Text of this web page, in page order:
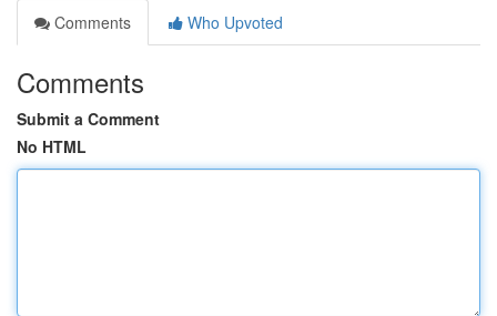
Comments
Who Upvoted
Comments
Submit a Comment
No HTML